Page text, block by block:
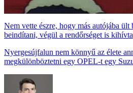
Nem vette észre, hogy más autójába
beindítani, végül a rendőrséget is kihívta
Nyergesújfalun nem könnyű az élete
megkülönböztetni egy OPEL-t egy